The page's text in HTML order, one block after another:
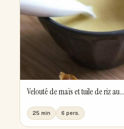
Velouté de maïs et tuile de riz au...
25 min 6 pers.